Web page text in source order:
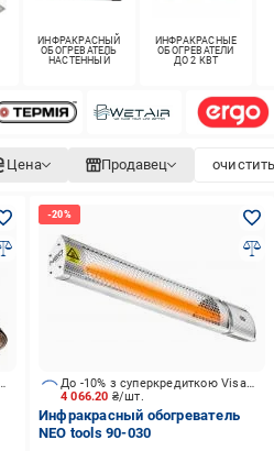
ИНФРАКРАСНЫЙ
ОБОГРЕВАТЕЛЬ
НАСТЕННЫЙ
ИНФРАКРАСНЫЕ
ОБОГРЕВАТЕЛИ
ДО 2 КВТ
Цена Продавец
4 066.20 ₴/шт.
До -10% з суперкредиткою Visa Вигода
Инфракрасный обогреватель
NEO tools 90-030